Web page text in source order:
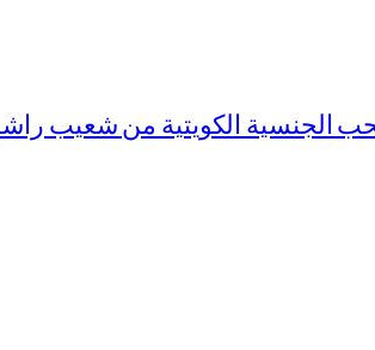
الجنسية الكويتية من شعيب